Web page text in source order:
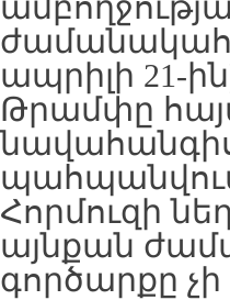
ապրիլի 21-
Թրամփը
Հորմուզի
այնքան
գործարքը